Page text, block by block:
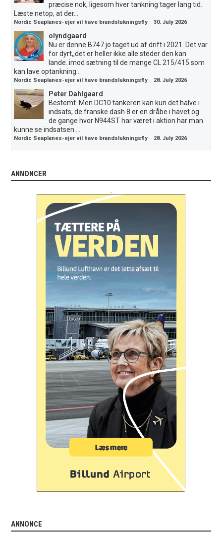
præcise nok, ligesom hver tankning tager lang tid.
Læste netop, at der...
Nordic Seaplanes-ejer vil have brandslukningsfly ·30. July 2026
olyndgaard
Nu er denne B747 jo taget ud af drift i 2021. Det var
for dyrt,,det er heller ikke alle steder den kan
lande..imod sætning til de mange CL 215/415 som
kan lave optankning...
Nordic Seaplanes-ejer vil have brandslukningsfly · 28. July 2026
Peter Dahlgaard
Bestemt. Men DC10 tankeren kan kun det halve i
indsats, de franske dash 8 er en dråbe i havet og
de gange hvor N944ST har været i aktion har man
kunne se indsatsen....
Nordic Seaplanes-ejer vil have brandslukningsfly · 28. July 2026
ANNONCER
ANNONCE